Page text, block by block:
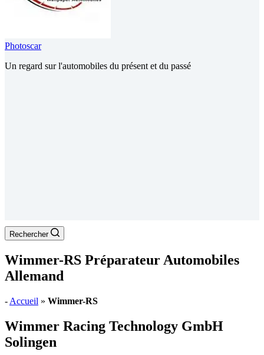
Photoscar
Un regard sur l'automobiles du présent et du passé
Rechercher
Wimmer-RS Préparateur Automobiles
Allemand
- Accueil » Wimmer-RS
Wimmer Racing Technology GmbH
Solingen